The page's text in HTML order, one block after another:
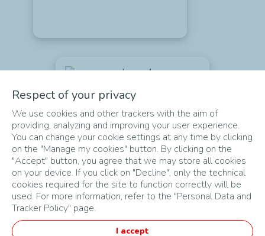
Um projeto empresarial
possa ser desenvolvido
nos mesesseguintes ao desafio
MAPA DO SITE
Respect of your privacy
We use cookies and other trackers with the aim of
providing, analyzing and improving your user experience.
You can change your cookie settings at any time by clicking
on the "Manage my cookies" button. By clicking on the
"Accept" button, you agree that we may store all cookies
on your device. If you click on "Decline", only the technical
cookies required for the site to function correctly will be
used. For more information, refer to the "Personal Data and
Tracker Policy" page.
I accept